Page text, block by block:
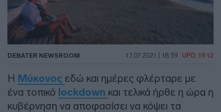
DEBATER NEWSROOM 17.07.2021 | 18:39 UPD: 19:12
Η Μύκονος εδώ και ημέρες φλέρταρε με
ένα τοπικό lockdown και τελικά ήρθε η ώρα η
κυβέρνηση να αποφασίσει να κόψει τα